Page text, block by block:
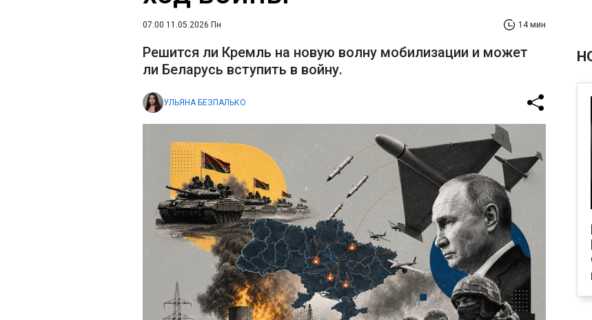
07:00 11.05.2026 Пн 14 мин
Решится ли Кремль на новую волну мобилизации и может
ли Беларусь вступить в войну.
УЛЬЯНА БЕЗПАЛЬКО